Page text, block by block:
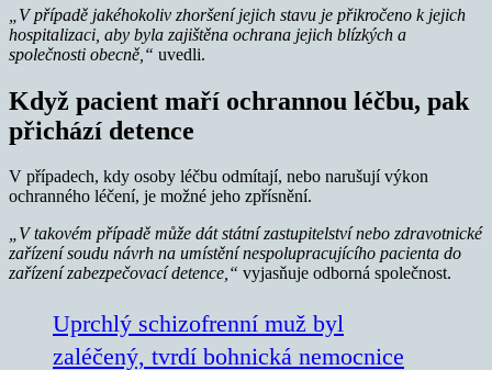
„V případě jakéhokoliv zhoršení jejich stavu je přikročeno k jejich
hospitalizaci, aby byla zajištěna ochrana jejich blízkých a
společnosti obecně,“ uvedli.
Když pacient maří ochrannou léčbu, pak
přichází detence
V případech, kdy osoby léčbu odmítají, nebo narušují výkon
ochranného léčení, je možné jeho zpřísnění.
„V takovém případě může dát státní zastupitelství nebo zdravotnické
zařízení soudu návrh na umístění nespolupracujícího pacienta do
zařízení zabezpečovací detence,“ vyjasňuje odborná společnost.
Uprchlý schizofrenní muž byl
zaléčený, tvrdí bohnická nemocnice